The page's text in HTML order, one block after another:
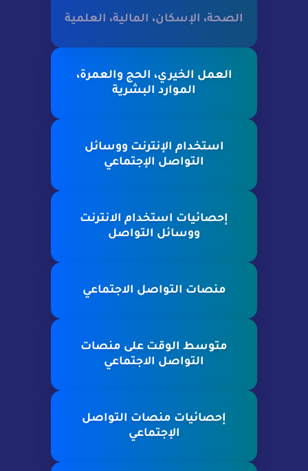
الصحة، الإسكان، المالية، العلمية
العمل الخيري، الحج والعمرة،
الموارد البشرية
استخدام الإنترنت ووسائل
التواصل الإجتماعي
إحصائيات استخدام الانترنت
ووسائل التواصل
منصات التواصل الاجتماعي
متوسط الوقت على منصات
التواصل الاجتماعي
إحصائيات منصات التواصل
الإجتماعي